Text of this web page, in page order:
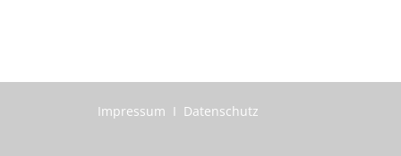
Impressum I Datenschutz